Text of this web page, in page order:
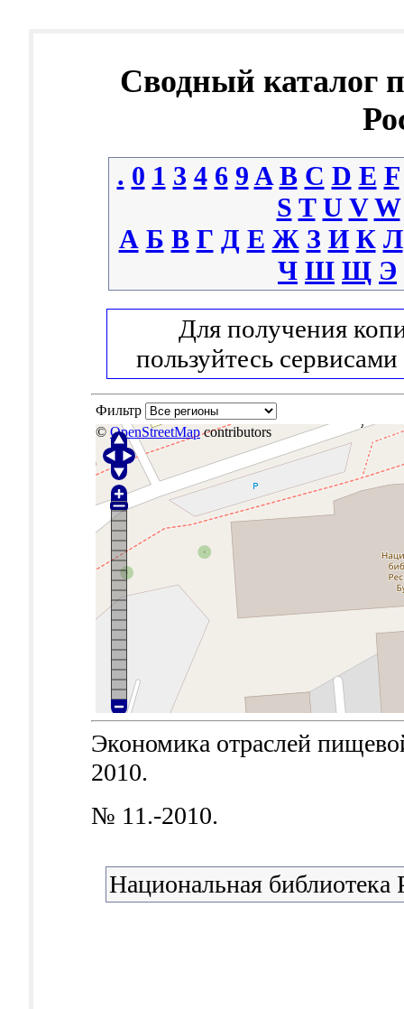
Сводный каталог
. 0 1 3 4 6 9 A B C D E F
S T U V W
А Б В Г Д Е Ж З И К Л
Ч Ш Щ Э
Для получения
пользуйтесь сервисами
Фильтр
© OpenStreetMapcontributors
Экономика отраслей
2010.
№ 11.-2010.
Национальная библиотека